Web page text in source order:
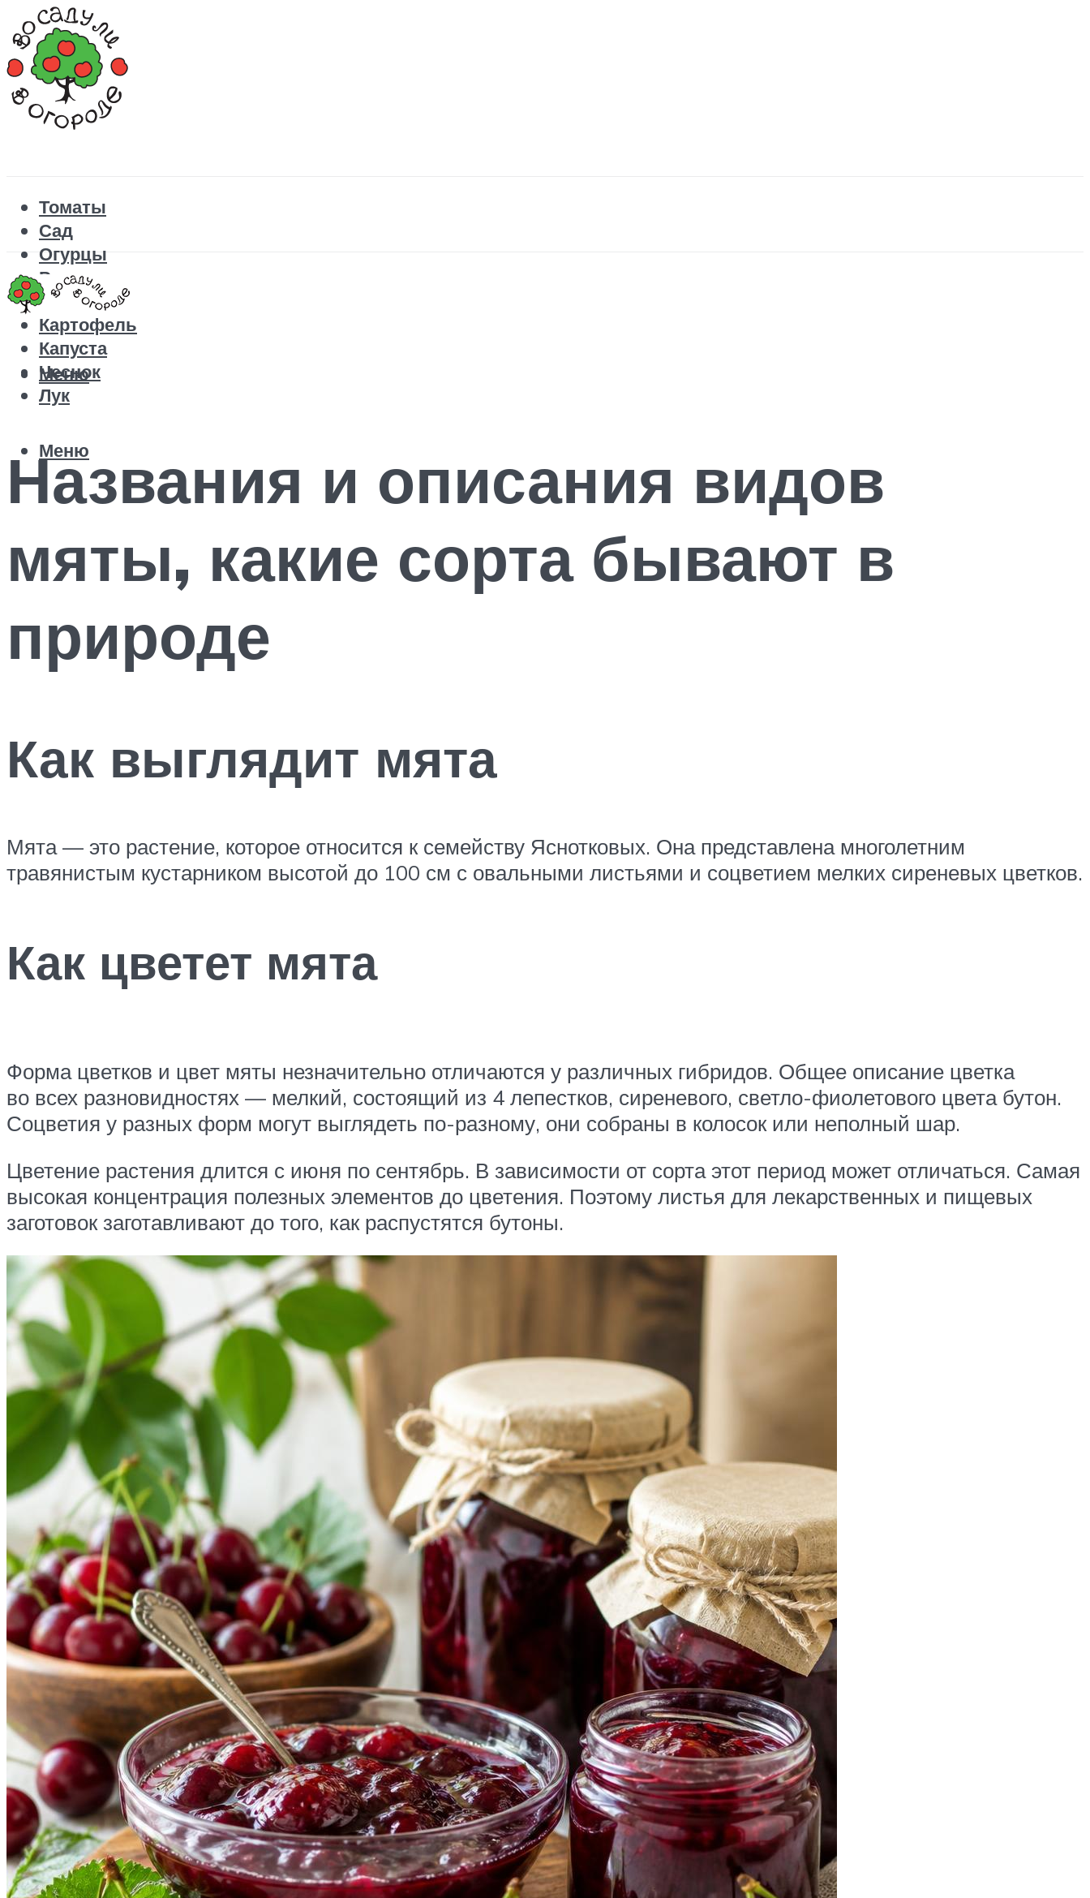
Томаты
Сад
Огурцы
Рецепты
Перец
Картофель
Капуста
Чеснок
Лук
Меню
Меню
Названия и описания видов
мяты, какие сорта бывают в
природе
Как выглядит мята
Мята — это растение, которое относится к семейству Яснотковых. Она представлена многолетним
травянистым кустарником высотой до 100 см с овальными листьями и соцветием мелких сиреневых цветков.
Как цветет мята
Форма цветков и цвет мяты незначительно отличаются у различных гибридов. Общее описание цветка
во всех разновидностях — мелкий, состоящий из 4 лепестков, сиреневого, светло-фиолетового цвета бутон.
Соцветия у разных форм могут выглядеть по-разному, они собраны в колосок или неполный шар.
Цветение растения длится с июня по сентябрь. В зависимости от сорта этот период может отличаться. Самая
высокая концентрация полезных элементов до цветения. Поэтому листья для лекарственных и пищевых
заготовок заготавливают до того, как распустятся бутоны.